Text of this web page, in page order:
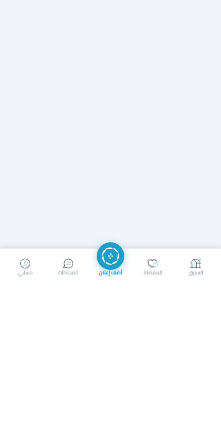
إرسال رسالة إجراء مكالمة
حسابي المحادثات أضف إعلان المفضلة السوق